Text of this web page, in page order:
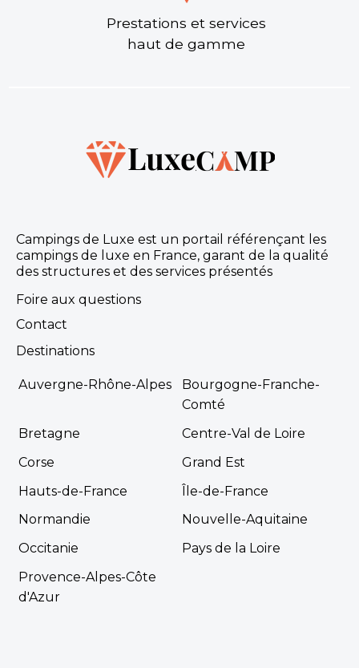
Prestations et services
haut de gamme
Campings de Luxe est un portail référençant les
campings de luxe en France, garant de la qualité
des structures et des services présentés
Foire aux questions
Contact
Destinations
Auvergne-Rhône-Alpes
Bourgogne-Franche-
Comté
Bretagne
Centre-Val de Loire
Corse
Grand Est
Hauts-de-France
Île-de-France
Normandie
Nouvelle-Aquitaine
Occitanie
Pays de la Loire
Provence-Alpes-Côte
d'Azur